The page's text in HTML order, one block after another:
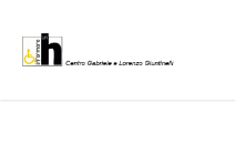
contenuto